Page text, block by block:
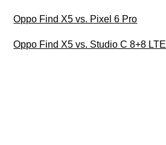
Oppo Find X5 vs. Pixel 6 Pro
Oppo Find X5 vs. Studio C 8+8 LTE